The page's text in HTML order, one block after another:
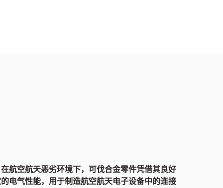
航空航天恶劣环境下，可伐合金零件凭借其良好
电气性能，用于制造航空航天电子设备中的连接